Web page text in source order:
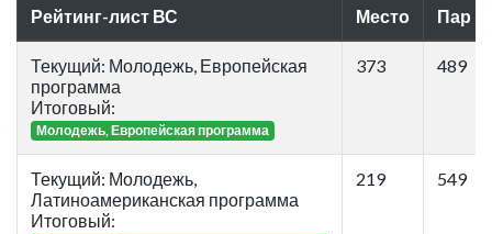
Рейтинг-лист ВС Место Пар
Текущий: Молодежь, Европейская
программа
Итоговый:
Молодежь, Европейская программа
373 489
Текущий: Молодежь,
Латиноамериканская программа
Итоговый:
219 549